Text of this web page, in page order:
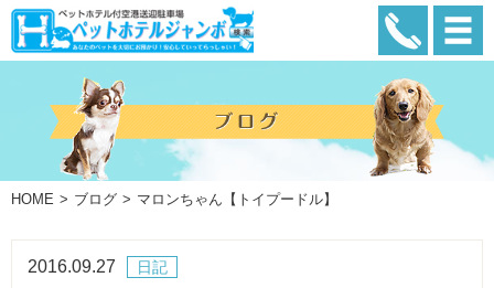
HOME ブログ マロンちゃん【トイプードル】
日記
2016.09.27